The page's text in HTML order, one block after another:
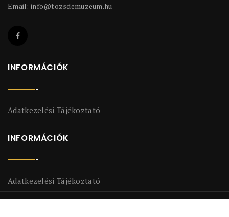
Email: info@tozsdemuzeum.hu
INFORMÁCIÓK
Adatkezelési Tájékoztató
INFORMÁCIÓK
Adatkezelési Tájékoztató